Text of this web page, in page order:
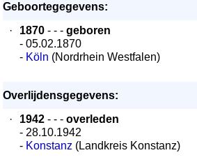
Geboortegegevens:
·
1870 - - - geboren
- 05.02.1870
- Köln (Nordrhein Westfalen)
Overlijdensgegevens:
·
1942 - - - overleden
- 28.10.1942
- Konstanz (Landkreis Konstanz)